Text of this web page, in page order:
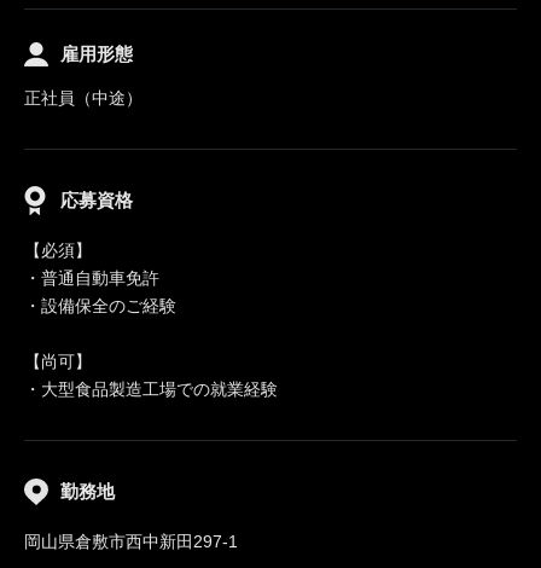
雇用形態
正社員（中途）
応募資格
【必須】
・普通自動車免許
・設備保全のご経験
【尚可】
・大型食品製造工場での就業経験
勤務地
岡山県倉敷市西中新田297-1